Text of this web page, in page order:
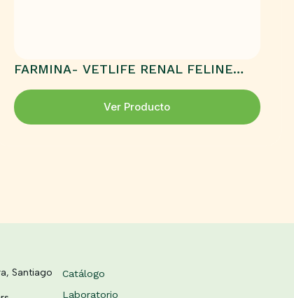
FARMINA- VETLIFE RENAL FELINE
HÚMEDO
Ver Producto
Santiago
Catálogo
Laboratorio